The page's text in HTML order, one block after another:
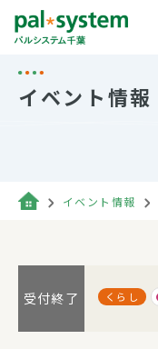
イベント情報
イベント情報
受付終了 くらし